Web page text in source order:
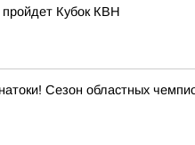
Кубок КВН
Сезон областных